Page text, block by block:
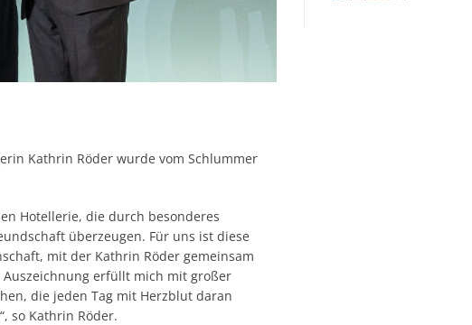
Kathrin Röder wurde vom Schlummer
Hotellerie, die durch besonderes
überzeugen. Für uns ist diese
mit der Kathrin Röder gemeinsam
Auszeichnung erfüllt mich mit großer
die jeden Tag mit Herzblut daran
so Kathrin Röder.